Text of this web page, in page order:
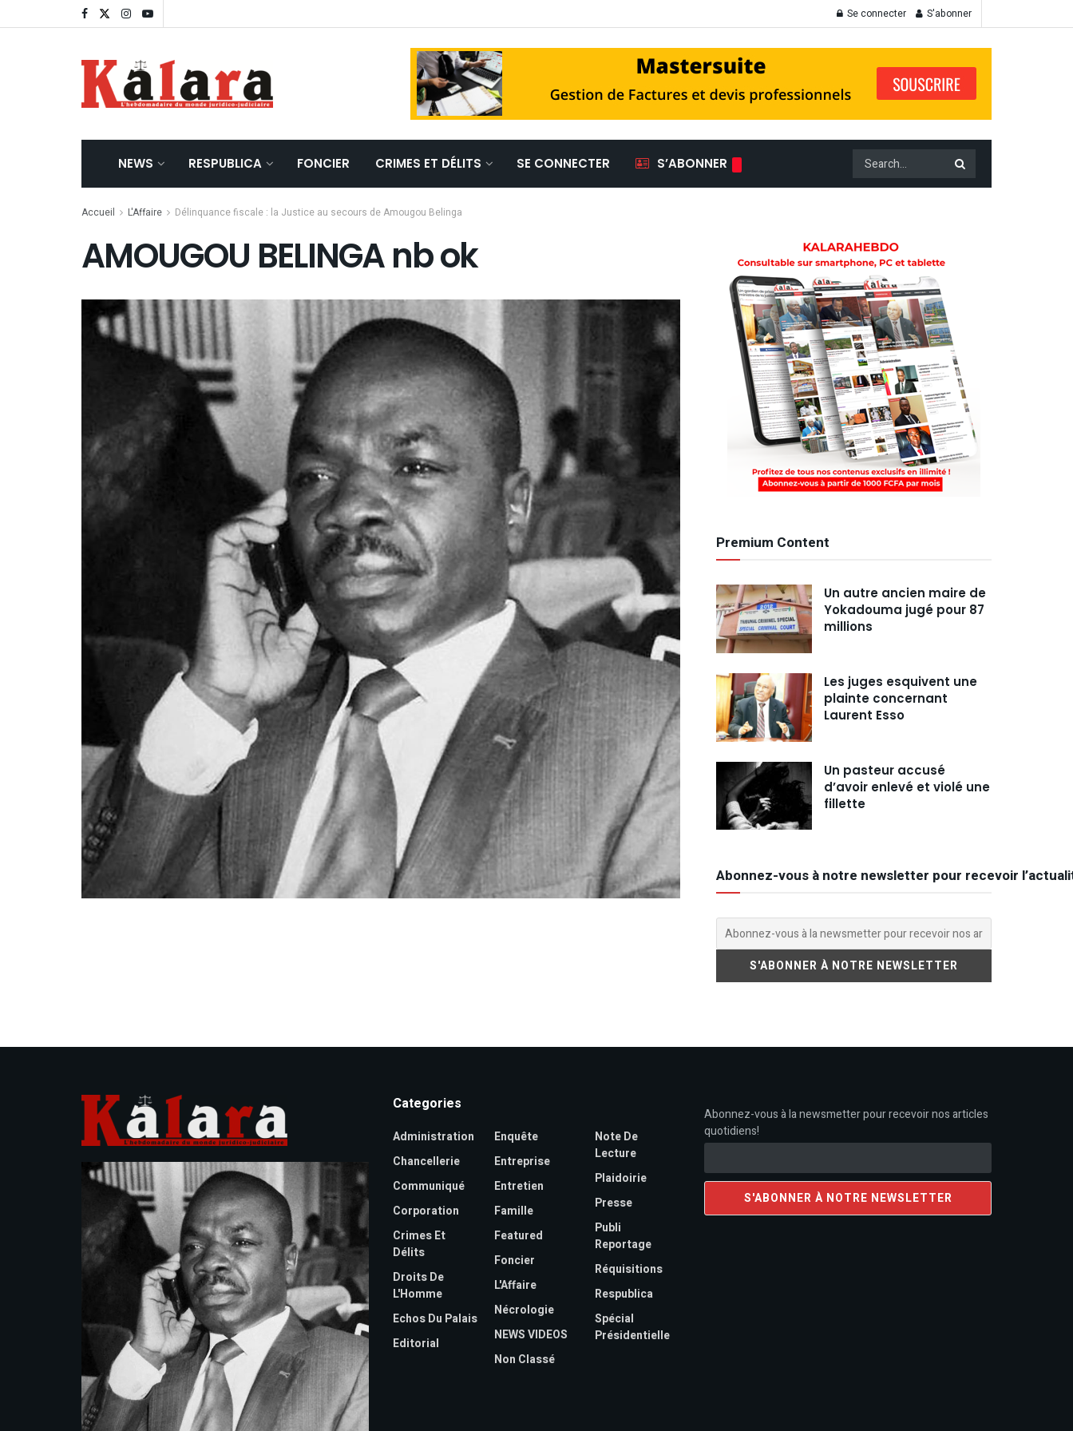
Se connecter S'abonner
NEWS RESPUBLICA FONCIER CRIMES ET DÉLITS SE CONNECTER S’ABONNER
Accueil L'Affaire Délinquance fiscale : la Justice au secours de Amougou Belinga
AMOUGOU BELINGA nb ok
Premium Content
Un autre ancien maire de
Yokadouma jugé pour 87
millions
Les juges esquivent une
plainte concernant
Laurent Esso
Un pasteur accusé
d’avoir enlevé et violé une
fillette
Abonnez-vous à notre newsletter pour recevoir
Categories
Administration
Chancellerie
Communiqué
Corporation
Crimes Et
Délits
Droits De
L'Homme
Echos Du Palais
Editorial
Enquête
Entreprise
Entretien
Famille
Featured
Foncier
L'Affaire
Nécrologie
NEWS VIDEOS
Non Classé
Note De
Lecture
Plaidoirie
Presse
Publi
Reportage
Réquisitions
Respublica
Spécial
Présidentielle
Abonnez-vous à la newsmetter pour recevoir nos articles
quotidiens!